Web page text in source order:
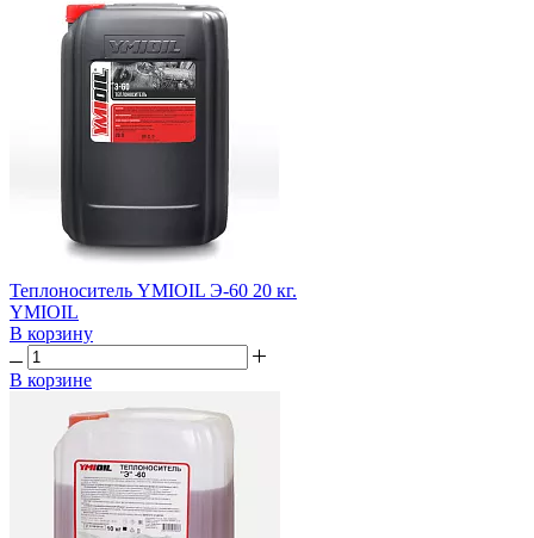
Теплоноситель YMIOIL Э-60 20 кг.
YMIOIL
В корзину
В корзине